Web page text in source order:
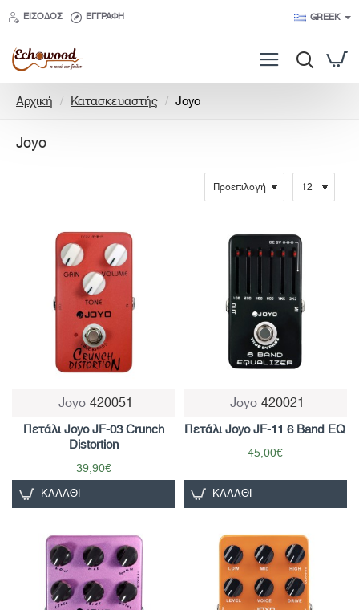
ΕΊΣΟΔΟΣ ΕΓΓΡΑΦΉ GREEK
Αρχική Κατασκευαστής Joyo
Joyo
Joyo420051
Πετάλι Joyo JF-03 Crunch
Distortion
39,90€
ΚΑΛΆΘΙ
Joyo420021
Πετάλι Joyo JF-11 6 Band EQ
45,00€
ΚΑΛΆΘΙ